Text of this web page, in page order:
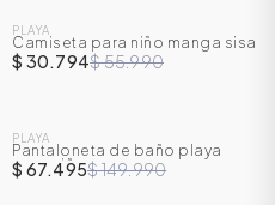
-45%
PLAYA
Camiseta para niño manga sisa
$ 30.794$ 55.990
-55%
PLAYA
Pantaloneta de baño playa
para niño
$ 67.495$ 149.990